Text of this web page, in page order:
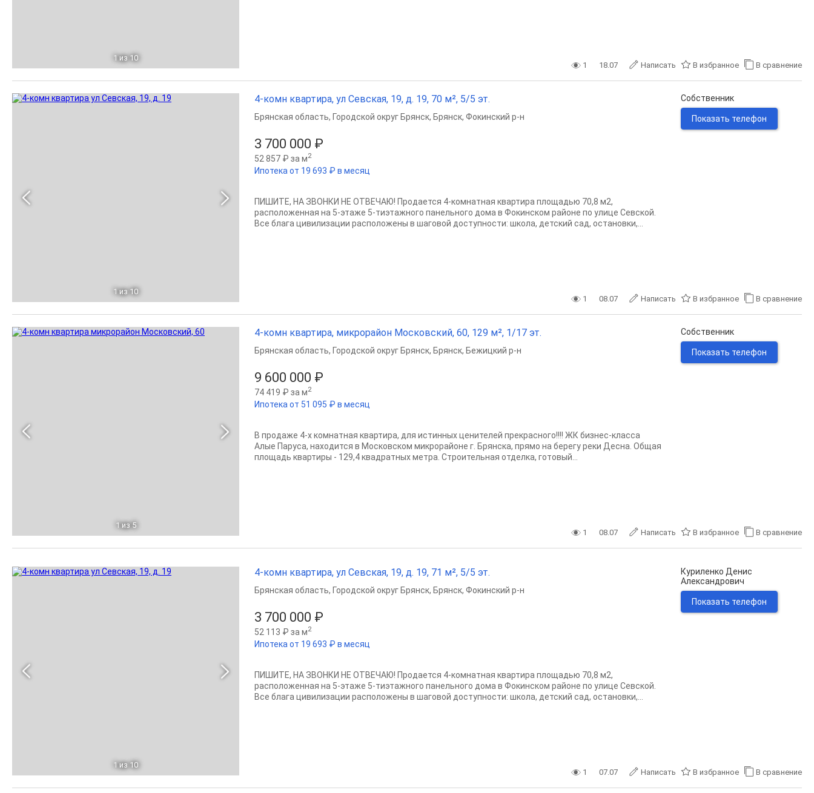
1 из 10
1 18.07 Написать В избранное В сравнение
1 из 10
4-комн квартира, ул Севская, 19, д. 19, 70 м², 5/5 эт.
3 700 000 ₽
52 857 ₽ за м2
Ипотека от 19 693 ₽ в месяц
Брянская область, Городской округ Брянск, Брянск, Фокинский р-н
ПИШИТЕ, НА ЗВОНКИ НЕ ОТВЕЧАЮ! Продается 4-комнатная квартира площадью 70,8 м2,
расположенная на 5-этаже 5-тиэтажного панельного дома в Фокинском районе по улице Севской.
Все блага цивилизации расположены в шаговой доступности: школа, детский сад, остановки,...
Собственник
Показать телефон
1 08.07 Написать В избранное В сравнение
1 из 5
4-комн квартира, микрорайон Московский, 60, 129 м², 1/17 эт.
9 600 000 ₽
74 419 ₽ за м2
Ипотека от 51 095 ₽ в месяц
Брянская область, Городской округ Брянск, Брянск, Бежицкий р-н
В продаже 4-х комнатная квартира, для истинных ценителей прекрасного!!!! ЖК бизнес-класса
Алые Паруса, находится в Московском микрорайоне г. Брянска, прямо на берегу реки Десна. Общая
площадь квартиры - 129,4 квадратных метра. Строительная отделка, готовый...
Собственник
Показать телефон
1 08.07 Написать В избранное В сравнение
1 из 10
4-комн квартира, ул Севская, 19, д. 19, 71 м², 5/5 эт.
3 700 000 ₽
52 113 ₽ за м2
Ипотека от 19 693 ₽ в месяц
Брянская область, Городской округ Брянск, Брянск, Фокинский р-н
ПИШИТЕ, НА ЗВОНКИ НЕ ОТВЕЧАЮ! Продается 4-комнатная квартира площадью 70,8 м2,
расположенная на 5-этаже 5-тиэтажного панельного дома в Фокинском районе по улице Севской.
Все блага цивилизации расположены в шаговой доступности: школа, детский сад, остановки,...
Куриленко Денис
Александрович
Показать телефон
1 07.07 Написать В избранное В сравнение